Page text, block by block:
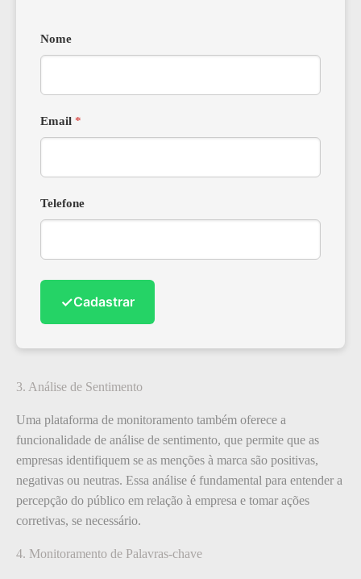
Nome
Email *
Telefone
✓Cadastrar
3. Análise de Sentimento
Uma plataforma de monitoramento também oferece a
funcionalidade de análise de sentimento, que permite que as
empresas identifiquem se as menções à marca são positivas,
negativas ou neutras. Essa análise é fundamental para entender a
percepção do público em relação à empresa e tomar ações
corretivas, se necessário.
4. Monitoramento de Palavras-chave